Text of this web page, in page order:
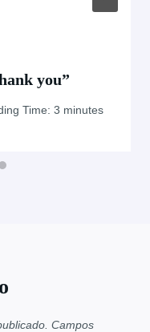
you”
Time: 3 minutes
Campos